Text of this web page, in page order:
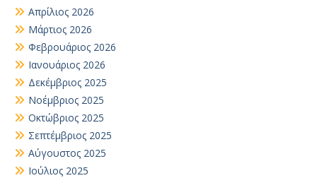
Απρίλιος 2026
Μάρτιος 2026
Φεβρουάριος 2026
Ιανουάριος 2026
Δεκέμβριος 2025
Νοέμβριος 2025
Οκτώβριος 2025
Σεπτέμβριος 2025
Αύγουστος 2025
Ιούλιος 2025